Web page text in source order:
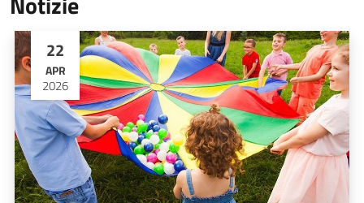
22
APR
2026